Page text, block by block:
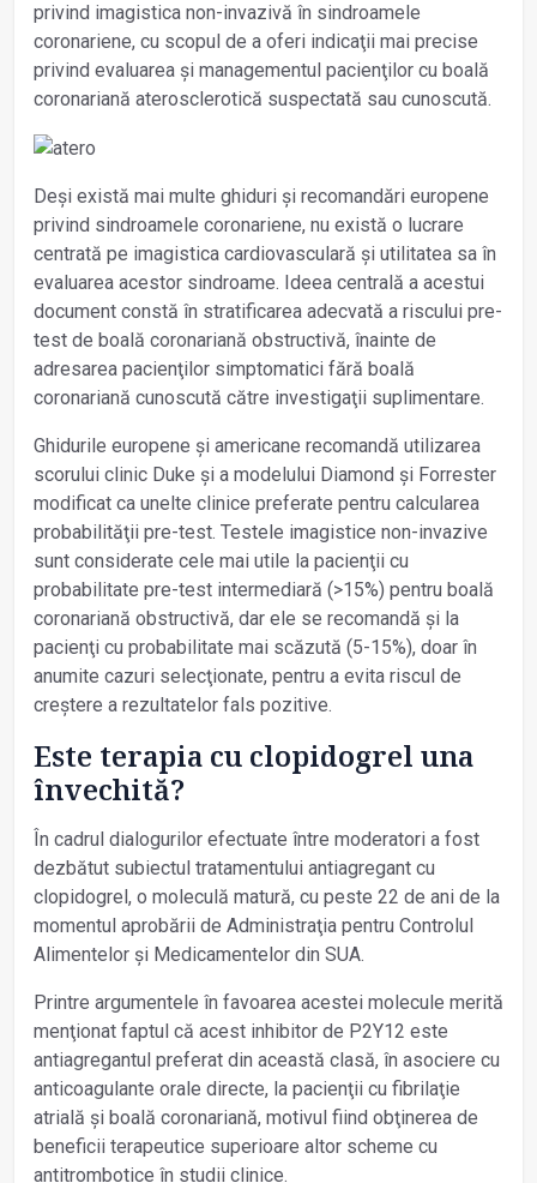
privind imagistica non-invazivă în sindroamele
coronariene, cu scopul de a oferi indicaţii mai precise
privind evaluarea și managementul pacienţilor cu boală
coronariană aterosclerotică suspectată sau cunoscută.
Deși există mai multe ghiduri și recomandări europene
privind sindroamele coronariene, nu există o lucrare
centrată pe imagistica cardiovasculară și utilitatea sa în
evaluarea acestor sindroame. Ideea centrală a acestui
document constă în stratificarea adecvată a riscului pre-
test de boală coronariană obstructivă, înainte de
adresarea pacienţilor simptomatici fără boală
coronariană cunoscută către investigaţii suplimentare.
Ghidurile europene și americane recomandă utilizarea
scorului clinic Duke și a modelului Diamond și Forrester
modificat ca unelte clinice preferate pentru calcularea
probabilităţii pre-test. Testele imagistice non-invazive
sunt considerate cele mai utile la pacienţii cu
probabilitate pre-test intermediară (>15%) pentru boală
coronariană obstructivă, dar ele se recomandă și la
pacienţi cu probabilitate mai scăzută (5-15%), doar în
anumite cazuri selecţionate, pentru a evita riscul de
creștere a rezultatelor fals pozitive.
Este terapia cu clopidogrel una
învechită?
În cadrul dialogurilor efectuate între moderatori a fost
dezbătut subiectul tratamentului antiagregant cu
clopidogrel, o mo­leculă matură, cu peste 22 de ani de la
momentul aprobării de Administraţia pentru Controlul
Alimentelor și Medicamentelor din SUA.
Printre argumentele în favoarea acestei molecule merită
menţionat faptul că acest inhibitor de P2Y12 este
antiagregantul preferat din această clasă, în asociere cu
anticoagulante orale directe, la pacienţii cu fibrilaţie
atrială și boală coronariană, motivul fiind obţinerea de
beneficii terapeutice superioare altor scheme cu
antitrombotice în studii clinice.